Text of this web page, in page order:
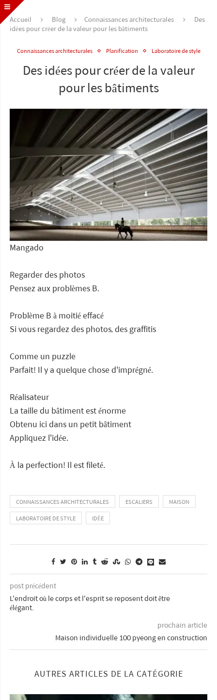
Accueil Blog Connaissances architecturales
Des
idées pour créer de la valeur pour les bâtiments
Connaissances architecturales Planification Laboratoire de style
Des idées pour créer de la valeur
pour les bâtiments
Mangado
Regarder des photos
Pensez aux problèmes B.
Problème B à moitié effacé
Si vous regardez des photos, des graffitis
Comme un puzzle
Parfait! Il y a quelque chose d'imprégné.
Réalisateur
La taille du bâtiment est énorme
Obtenu ici dans un petit bâtiment
Appliquez l'idée.
À la perfection! Il est fileté.
CONNAISSANCES ARCHITECTURALES ESCALIERS
MAISON
LABORATOIRE DE STYLE
IDÉE
post précédent
L'endroit où le corps et l'esprit se reposent doit être
élégant.
prochain article
Maison individuelle 100 pyeong en construction
AUTRES ARTICLES DE LA CATÉGORIE